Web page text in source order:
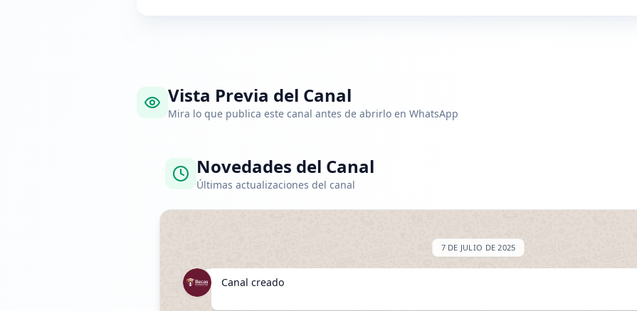
Vista Previa del Canal
Mira lo que publica este canal antes de abrirlo en WhatsApp
Novedades del Canal
Últimas actualizaciones del canal
7 DE JULIO DE 2025
Canal creado